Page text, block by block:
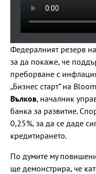
Федералният резерв
за да покаже, че
преборване с
„Бизнес старт” на
Вълков, началник
банка за развитие.
0,25%, за да се даде
кредитирането.
По думите му
ще демонстрира, че